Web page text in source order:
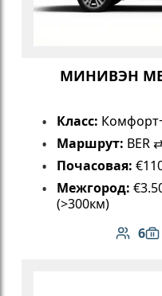
МИНИВЭН
Класс:
Маршрут: BER
Почасовая:
Межгород:
(>300км)
6